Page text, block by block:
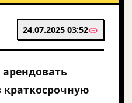
24.07.2025 03:52